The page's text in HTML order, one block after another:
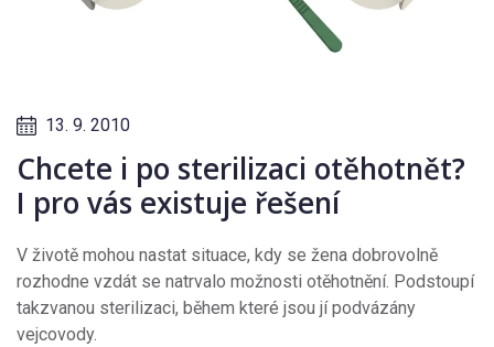
13. 9. 2010
Chcete i po sterilizaci otěhotnět?
I pro vás existuje řešení
V životě mohou nastat situace, kdy se žena dobrovolně
rozhodne vzdát se natrvalo možnosti otěhotnění. Podstoupí
takzvanou sterilizaci, během které jsou jí podvázány
vejcovody.